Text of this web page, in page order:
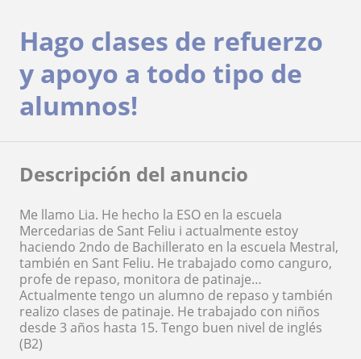
Hago clases de refuerzo
y apoyo a todo tipo de
alumnos!
Descripción del anuncio
Me llamo Lia. He hecho la ESO en la escuela
Mercedarias de Sant Feliu i actualmente estoy
haciendo 2ndo de Bachillerato en la escuela Mestral,
también en Sant Feliu. He trabajado como canguro,
profe de repaso, monitora de patinaje…
Actualmente tengo un alumno de repaso y también
realizo clases de patinaje. He trabajado con niños
desde 3 años hasta 15. Tengo buen nivel de inglés
(B2)